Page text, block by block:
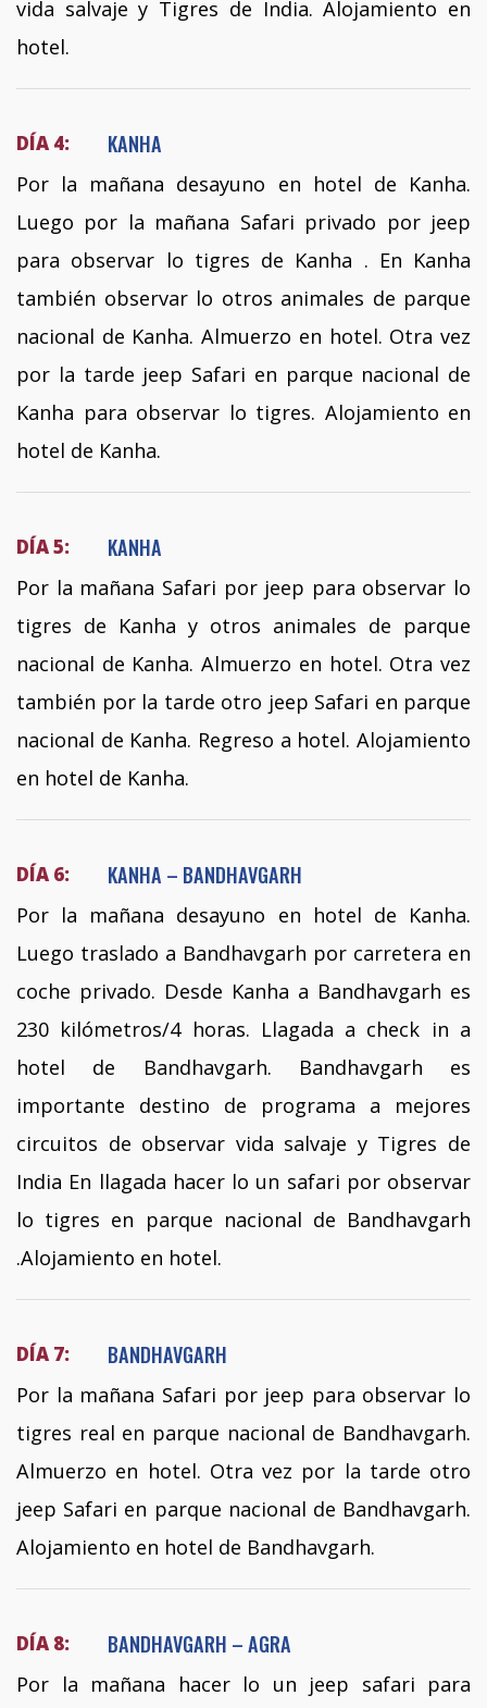
vida salvaje y Tigres de India. Alojamiento en
hotel.
DÍA 4: KANHA
Por la mañana desayuno en hotel de Kanha.
Luego por la mañana Safari privado por jeep
para observar lo tigres de Kanha . En Kanha
también observar lo otros animales de parque
nacional de Kanha. Almuerzo en hotel. Otra vez
por la tarde jeep Safari en parque nacional de
Kanha para observar lo tigres. Alojamiento en
hotel de Kanha.
DÍA 5: KANHA
Por la mañana Safari por jeep para observar lo
tigres de Kanha y otros animales de parque
nacional de Kanha. Almuerzo en hotel. Otra vez
también por la tarde otro jeep Safari en parque
nacional de Kanha. Regreso a hotel. Alojamiento
en hotel de Kanha.
DÍA 6: KANHA – BANDHAVGARH
Por la mañana desayuno en hotel de Kanha.
Luego traslado a Bandhavgarh por carretera en
coche privado. Desde Kanha a Bandhavgarh es
230 kilómetros/4 horas. Llagada a check in a
hotel de Bandhavgarh. Bandhavgarh es
importante destino de programa a mejores
circuitos de observar vida salvaje y Tigres de
India En llagada hacer lo un safari por observar
lo tigres en parque nacional de Bandhavgarh
.Alojamiento en hotel.
DÍA 7: BANDHAVGARH
Por la mañana Safari por jeep para observar lo
tigres real en parque nacional de Bandhavgarh.
Almuerzo en hotel. Otra vez por la tarde otro
jeep Safari en parque nacional de Bandhavgarh.
Alojamiento en hotel de Bandhavgarh.
DÍA 8: BANDHAVGARH – AGRA
Por la mañana hacer lo un jeep safari para